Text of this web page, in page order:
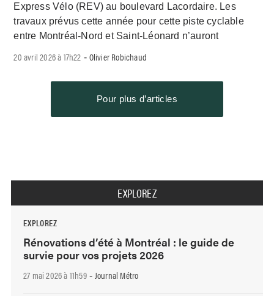
Express Vélo (REV) au boulevard Lacordaire. Les
travaux prévus cette année pour cette piste cyclable
entre Montréal-Nord et Saint-Léonard n’auront
20 avril 2026 à 17h22 - Olivier Robichaud
Pour plus d’articles
EXPLOREZ
EXPLOREZ
Rénovations d’été à Montréal : le guide de
survie pour vos projets 2026
27 mai 2026 à 11h59- Journal Métro